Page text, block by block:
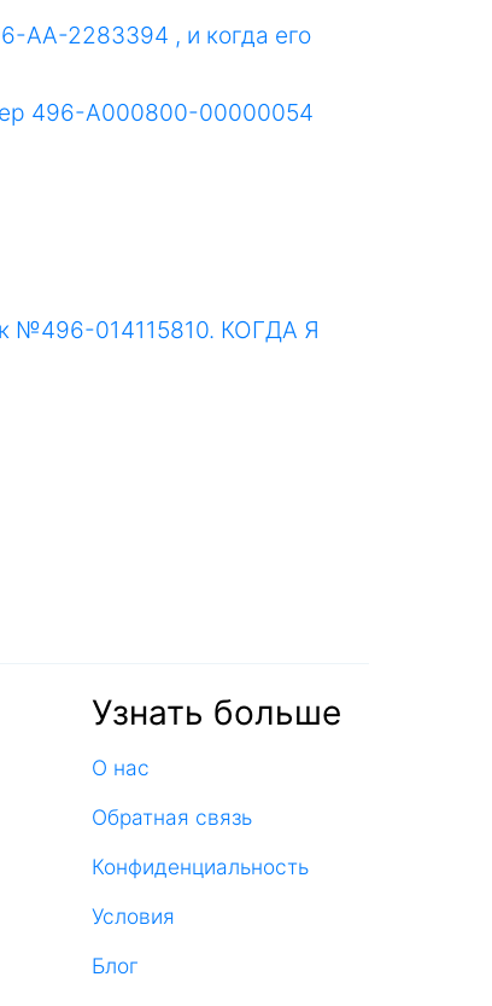
AA-2283394 , и когда его
496-А000800-00000054
№496-014115810. КОГДА Я
Узнать больше
О нас
Обратная связь
Конфиденциальность
Условия
Блог